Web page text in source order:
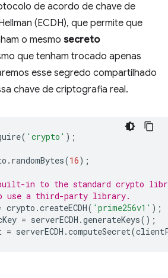
de acordo de chave de
(ECDH), que permite que
o mesmo secreto
que tenham trocado apenas
esse segredo compartilhado
chave de criptografia real.
( 'crypto' );
. randomBytes(16);
built-in to the standard crypto
use a third-party library.
crypto .createECDH( 'prime256v1' );
= serverECDH .generateKeys();
= serverECDH .computeSecret(